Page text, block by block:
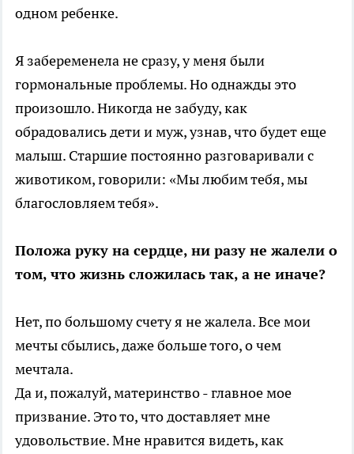
одном ребенке.
Я забеременела не сразу, у меня были
гормональные проблемы. Но однажды это
произошло. Никогда не забуду, как
обрадовались дети и муж, узнав, что будет еще
малыш. Старшие постоянно разговаривали с
животиком, говорили: «Мы любим тебя, мы
благословляем тебя».
Положа руку на сердце, ни разу не жалели о
том, что жизнь сложилась так, а не иначе?
Нет, по большому счету я не жалела. Все мои
мечты сбылись, даже больше того, о чем
мечтала.
Да и, пожалуй, материнство - главное мое
призвание. Это то, что доставляет мне
удовольствие. Мне нравится видеть, как